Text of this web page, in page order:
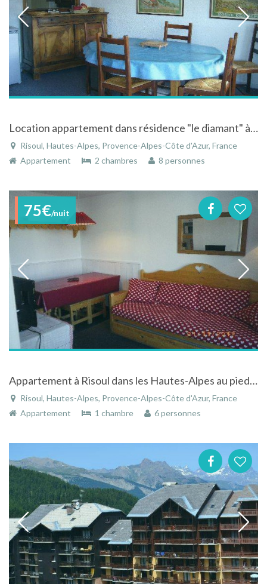
Location appartement dans résidence "le diamant" à Risoul dans les Hautes-Alpes
Risoul, Hautes-Alpes, Provence-Alpes-Côte d'Azur, France
Appartement
2 chambres 8 personnes
75€/nuit
Appartement à Risoul dans les Hautes-Alpes au pied des pistes de ski
Risoul, Hautes-Alpes, Provence-Alpes-Côte d'Azur, France
Appartement
1 chambre 6 personnes